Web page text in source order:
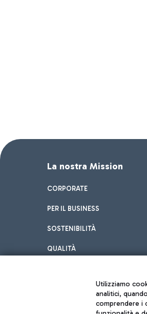
La nostra Mission
CORPORATE
PER IL BUSINESS
SOSTENIBILITÀ
QUALITÀ
Utilizziamo
analitici,
comprendere i